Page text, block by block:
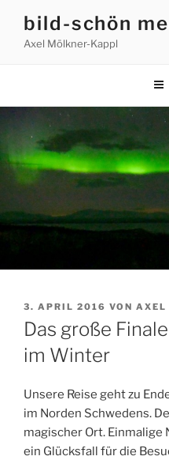
Inhalt
springen
bild-schön
Axel Mölkner-Kappl
VERÖFFENTLICHT
AM
3. APRIL 2016 VON AXEL
Das große
im Winter
Unsere Reise geht zu
im Norden Schwedens.
magischer Ort. Einmalige
ein Glücksfall für die